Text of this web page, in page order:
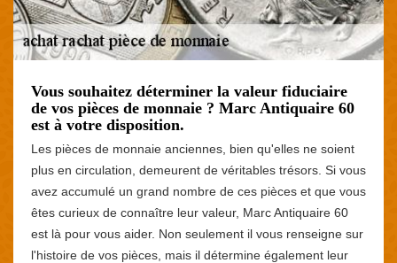
Vous souhaitez déterminer la valeur fiduciaire
de vos pièces de monnaie ? Marc Antiquaire 60
est à votre disposition.
Les pièces de monnaie anciennes, bien qu'elles ne soient
plus en circulation, demeurent de véritables trésors. Si vous
avez accumulé un grand nombre de ces pièces et que vous
êtes curieux de connaître leur valeur, Marc Antiquaire 60
est là pour vous aider. Non seulement il vous renseigne sur
l'histoire de vos pièces, mais il détermine également leur